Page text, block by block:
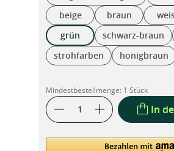
beige
braun
grün
schwarz-braun
strohfarben
honigbraun
Mindestbestellmenge: 1 Stück
In